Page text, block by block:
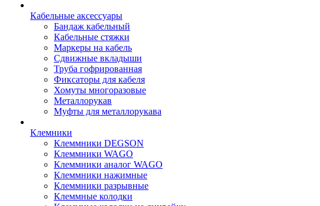
Кабельные аксессуары
Бандаж кабельный
Кабельные стяжки
Маркеры на кабель
Сдвижные вкладыши
Труба гофрированная
Фиксаторы для кабеля
Хомуты многоразовые
Металлорукав
Муфты для металлорукава
Клемники
Клеммники DEGSON
Клеммники WAGO
Клеммники аналог WAGO
Клеммники нажимные
Клеммники разрывные
Клеммные колодки